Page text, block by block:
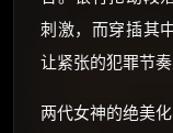
刺激，而穿插其
让紧张的犯罪节
两代女神的绝美